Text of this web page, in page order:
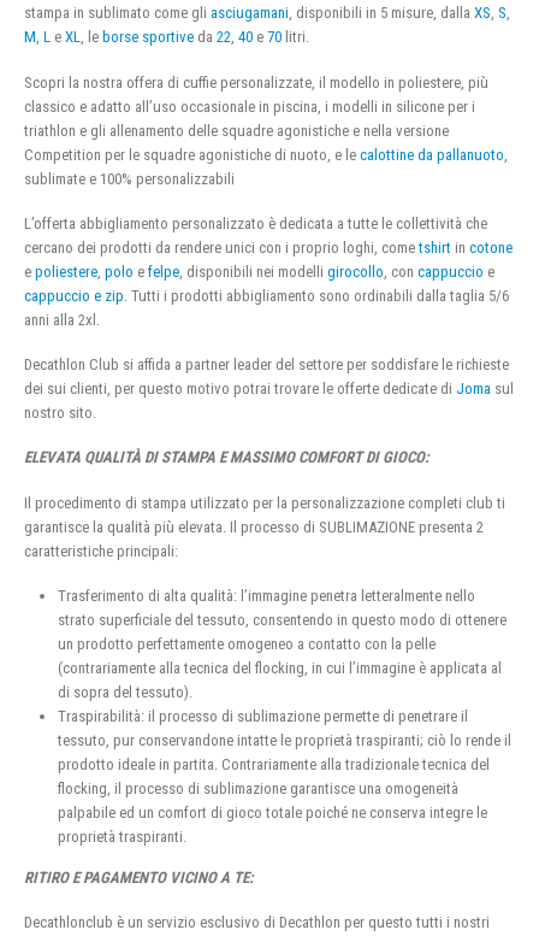
stampa in sublimato come gli asciugamani, disponibili in 5 misure, dalla XS, S,
M, L e XL, le borse sportive da 22, 40 e 70 litri.
Scopri la nostra offera di cuffie personalizzate, il modello in poliestere, più
classico e adatto all’uso occasionale in piscina, i modelli in silicone per i
triathlon e gli allenamento delle squadre agonistiche e nella versione
Competition per le squadre agonistiche di nuoto, e le calottine da pallanuoto
sublimate e 100% personalizzabili
L’offerta abbigliamento personalizzato è dedicata a tutte le collettività che
cercano dei prodotti da rendere unici con i proprio loghi, cometshirt in cotone
e poliestere polo e felpe , disponibili nei modelli girocollo , con cappuccio e
cappuccio e zip . Tutti i prodotti abbigliamento sono ordinabili dalla taglia 5/6
anni alla 2xl.
Decathlon Club si affida a partner leader del settore per soddisfare le richieste
dei sui clienti, per questo motivo potrai trovare le offerte dedicate di Joma sul
nostro sito.
ELEVATA QUALITÀ DI STAMPA E MASSIMO COMFORT DI GIOCO:
Il procedimento di stampa utilizzato per la personalizzazione completi club ti
garantisce la qualità più elevata. Il processo di SUBLIMAZIONE presenta 2
caratteristiche principali:
Trasferimento di alta qualità: l’immagine penetra letteralmente nello
strato superficiale del tessuto, consentendo in questo modo di ottenere
un prodotto perfettamente omogeneo a contatto con la pelle
(contrariamente alla tecnica del flocking, in cui l’immagine è applicata al
di sopra del tessuto).
Traspirabilità: il processo di sublimazione permette di penetrare il
tessuto, pur conservandone intatte le proprietà traspiranti; ciò lo rende il
prodotto ideale in partita. Contrariamente alla tradizionale tecnica del
flocking, il processo di sublimazione garantisce una omogeneità
palpabile ed un comfort di gioco totale poiché ne conserva integre le
proprietà traspiranti.
RITIRO E PAGAMENTO VICINO A TE:
Decathlonclub è un servizio esclusivo di Decathlon per questo tutti i nostri